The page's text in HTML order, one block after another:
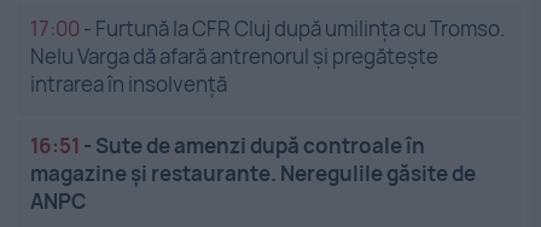
17:00 - Furtună la CFR Cluj după umilința cu Tromso.
Nelu Varga dă afară antrenorul și pregătește
intrarea în insolvență
16:51 - Sute de amenzi după controale în
magazine și restaurante. Neregulile găsite de
ANPC